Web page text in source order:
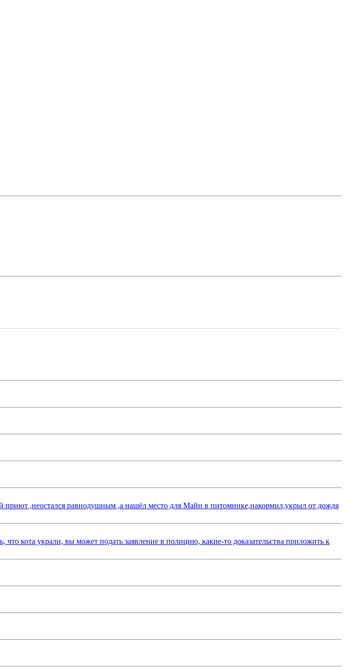
,неостался равнодушным ,а нашёл место для Майи в питомнике,накормил,укрыл от дождя
кота украли, вы может подать заявление в полицию, какие-то доказательства приложить к